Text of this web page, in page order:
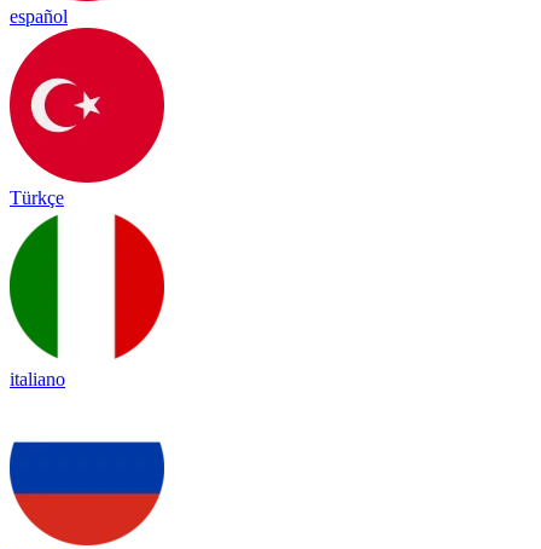
español
Türkçe
italiano